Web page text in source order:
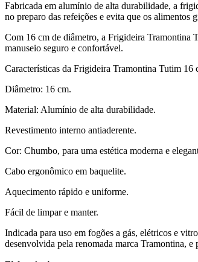
Fabricada em alumínio de alta durabilidade, a
no preparo das refeições e evita que os alimentos
Com 16 cm de diâmetro, a Frigideira Tramontina
manuseio seguro e confortável.
Características da Frigideira Tramontina Tutim
Diâmetro: 16 cm.
Material: Alumínio de alta durabilidade.
Revestimento interno antiaderente.
Cor: Chumbo, para uma estética moderna e
Cabo ergonômico em baquelite.
Aquecimento rápido e uniforme.
Fácil de limpar e manter.
Indicada para uso em fogões a gás, elétricos e
desenvolvida pela renomada marca Tramontina,